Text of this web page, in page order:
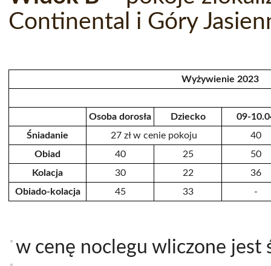
Continental i Góry
Wyżywienie 2023
Osoba dorosła Dziecko
09-
Śniadanie
27 zł w cenie pokoju
40
Obiad
40 25
50
Kolacja
30 22
36
Obiado-kolacja
45 33 -
w cenę noclegu wliczone jest